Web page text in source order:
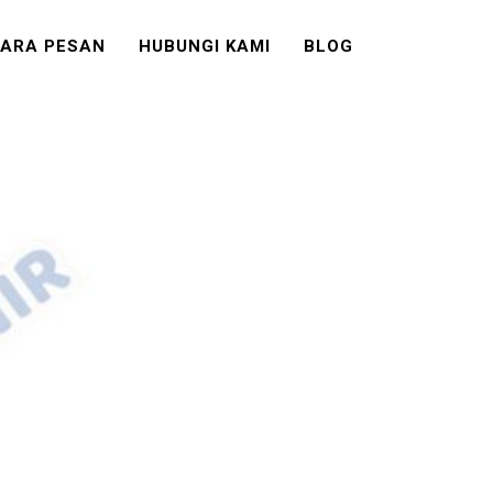
PESAN HUBUNGI KAMI BLOG